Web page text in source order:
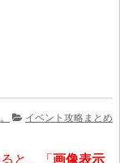
イベント攻略まとめ
と、「 画像表示